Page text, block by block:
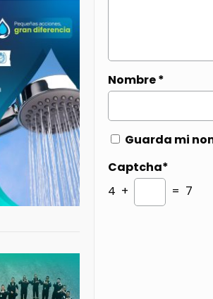
Nombre*
Guarda mi
Captcha*
4 +
= 7